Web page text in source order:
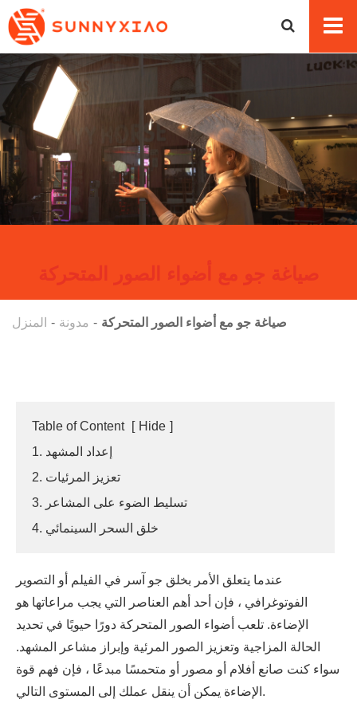
صياغة جو مع أضواء الصور المتحركة
المنزل مدونة صياغة جو مع أضواء الصور المتحركة
Table of Content [ Hide ]
1. إعداد المشهد
2. تعزيز المرئيات
3. تسليط الضوء على المشاعر
4. خلق السحر السينمائي
عندما يتعلق الأمر بخلق جو آسر في الفيلم أو التصوير
الفوتوغرافي ، فإن أحد أهم العناصر التي يجب مراعاتها هو
الإضاءة. تلعب أضواء الصور المتحركة دورًا حيويًا في تحديد
الحالة المزاجية وتعزيز الصور المرئية وإبراز مشاعر المشهد.
سواء كنت صانع أفلام أو مصور أو متحمسًا مبدعًا ، فإن فهم قوة
الإضاءة يمكن أن ينقل عملك إلى المستوى التالي.